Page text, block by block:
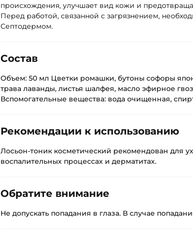
происхождения, улучшает вид кожи и
Перед работой, связанной с загрязнением,
Септодермом.
Состав
Объем: 50 мл Цветки ромашки, бутоны софоры
трава лаванды, листья шалфея, масло эфирное
Вспомогательные вещества: вода очищенная,
Рекомендации к использованию
Лосьон-тоник косметический рекомендован для
воспалительных процессах и дерматитах.
Обратите внимание
Не допускать попадания в глаза. В случае